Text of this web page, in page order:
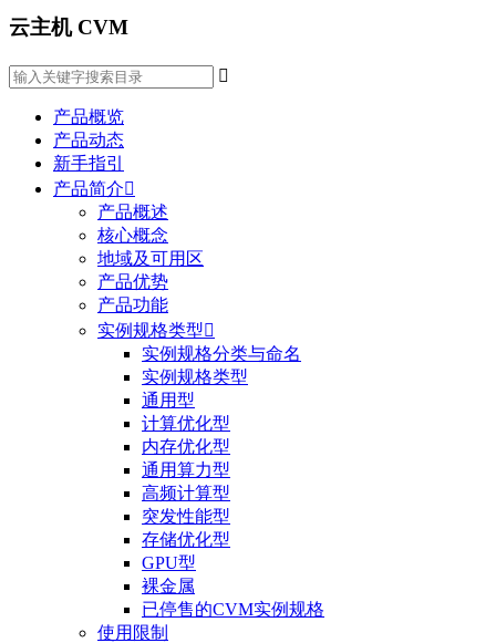
云主机 CVM

产品概览
产品动态
新手指引
产品简介
产品概述
核心概念
地域及可用区
产品优势
产品功能
实例规格类型
实例规格分类与命名
实例规格类型
通用型
计算优化型
内存优化型
通用算力型
高频计算型
突发性能型
存储优化型
GPU型
裸金属
已停售的CVM实例规格
使用限制